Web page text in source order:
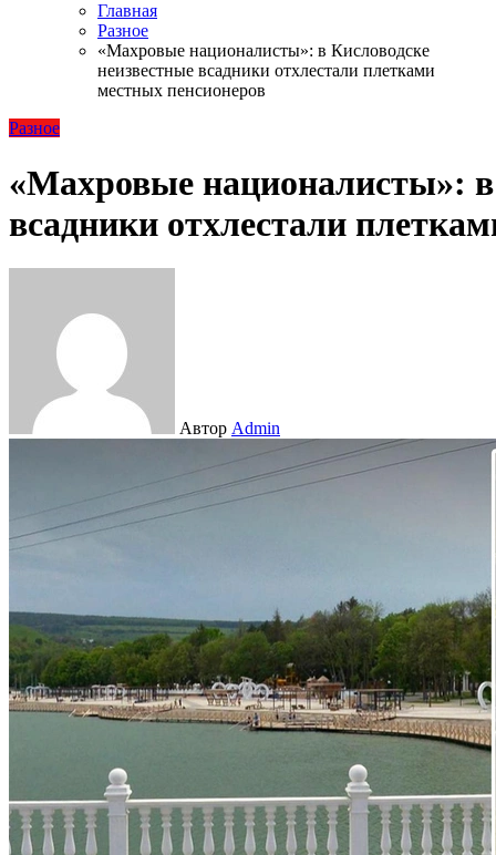
Главная
Разное
«Махровые националисты»: в Кисловодске
неизвестные всадники отхлестали плетками
местных пенсионеров
Разное
«Махровые националисты»: в
всадники отхлестали
Автор Admin